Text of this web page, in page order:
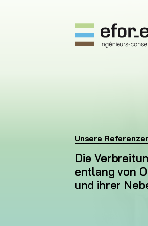
Homepage
Unsere
Die Verbreitung
Die
entlang von
und ihrer